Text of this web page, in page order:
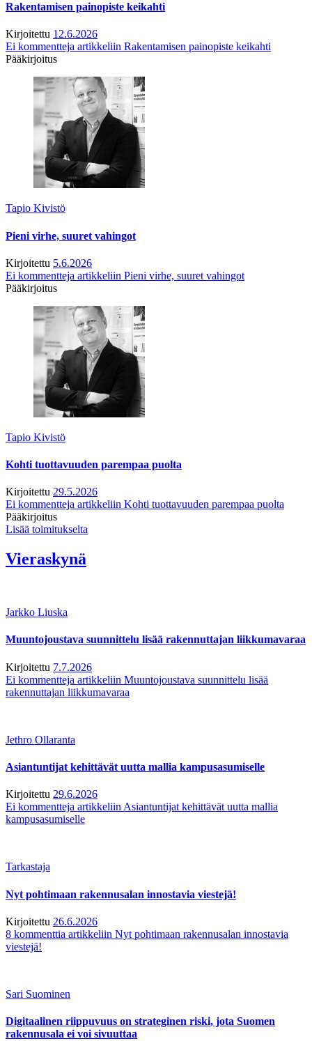
Rakentamisen painopiste keikahti
Kirjoitettu 12.6.2026
Ei kommentteja artikkeliin Rakentamisen painopiste keikahti
Pääkirjoitus
Tapio Kivistö
Pieni virhe, suuret vahingot
Kirjoitettu 5.6.2026
Ei kommentteja artikkeliin Pieni virhe, suuret vahingot
Pääkirjoitus
Tapio Kivistö
Kohti tuottavuuden parempaa puolta
Kirjoitettu 29.5.2026
Ei kommentteja artikkeliin Kohti tuottavuuden parempaa puolta
Pääkirjoitus
Lisää toimitukselta
Vieraskynä
Jarkko Liuska
Muuntojoustava suunnittelu lisää rakennuttajan liikkumavaraa
Kirjoitettu 7.7.2026
Ei kommentteja artikkeliin Muuntojoustava suunnittelu lisää
rakennuttajan liikkumavaraa
Jethro Ollaranta
Asiantuntijat kehittävät uutta mallia kampusasumiselle
Kirjoitettu 29.6.2026
Ei kommentteja artikkeliin Asiantuntijat kehittävät uutta mallia
kampusasumiselle
Tarkastaja
Nyt pohtimaan rakennusalan innostavia viestejä!
Kirjoitettu 26.6.2026
8 kommenttia artikkeliin Nyt pohtimaan rakennusalan innostavia
viestejä!
Sari Suominen
Digitaalinen riippuvuus on strateginen riski, jota Suomen
rakennusala ei voi sivuuttaa